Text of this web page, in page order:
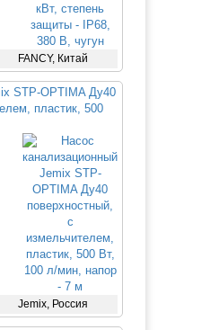
FANCY, Китай
STP-OPTIMA Ду40
пластик, 500
Jemix, Россия